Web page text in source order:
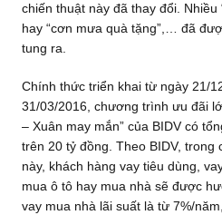
chiến thuật này đã thay đổi. Nhiều
hay “cơn mưa quà tặng”,… đã
tung ra.
Chính thức triển khai từ ngày 21/
31/03/2016, chương trình ưu đãi
– Xuân may mắn” của BIDV có
trên 20 tỷ đồng. Theo BIDV,
này, khách hàng vay tiêu dùng,
mua ô tô hay mua nhà sẽ được
vay mua nhà lãi suất là từ 7%/